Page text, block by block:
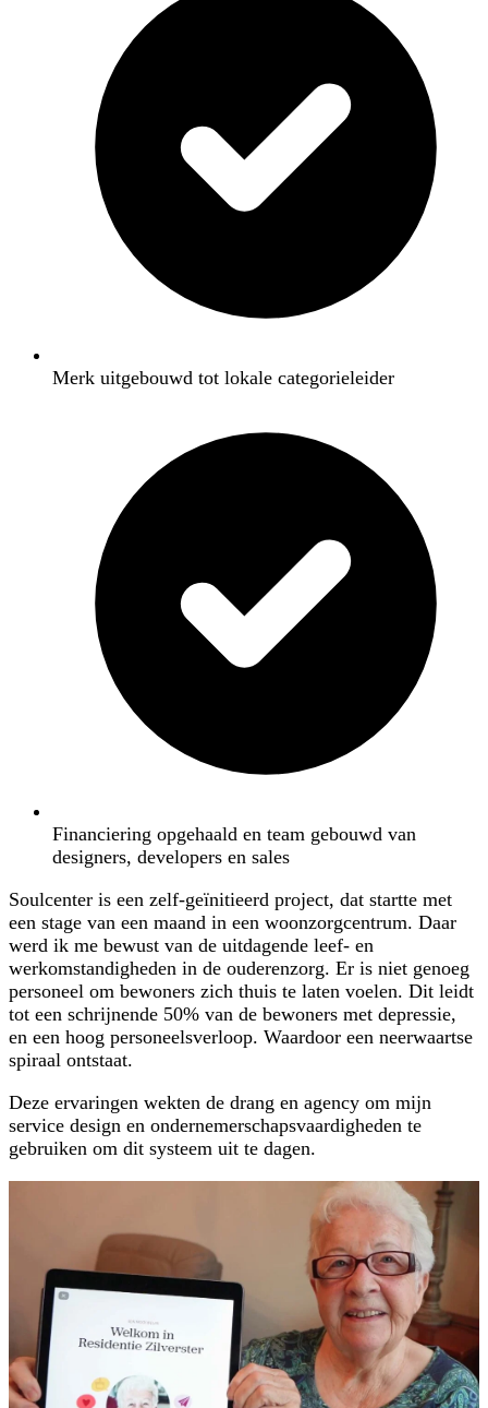
Merk uitgebouwd tot lokale categorieleider
Financiering opgehaald en team gebouwd van
designers, developers en sales
Soulcenter is een zelf-geïnitieerd project, dat startte met
een stage van een maand in een woonzorgcentrum. Daar
werd ik me bewust van de uitdagende leef- en
werkomstandigheden in de ouderenzorg. Er is niet genoeg
personeel om bewoners zich thuis te laten voelen. Dit leidt
tot een schrijnende 50% van de bewoners met depressie,
en een hoog personeelsverloop. Waardoor een neerwaartse
spiraal ontstaat.
Deze ervaringen wekten de drang en agency om mijn
service design en ondernemerschapsvaardigheden te
gebruiken om dit systeem uit te dagen.